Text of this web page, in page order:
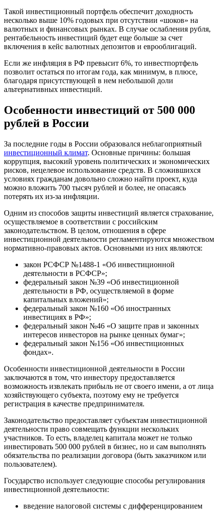
Такой инвестиционный портфель обеспечит доходность
несколько выше 10% годовых при отсутствии «шоков» на
валютных и финансовых рынках. В случае ослабления рубля,
рентабельность инвестиций будет еще больше за счет
включения в кейс валютных депозитов и еврооблигаций.
Если же инфляция в РФ превысит 6%, то инвестпортфель
позволит остаться по итогам года, как минимум, в плюсе,
благодаря присутствующей в нем небольшой доли
альтернативных инвестиций.
Особенности инвестиций от 500 000
рублей в России
За последние годы в России образовался неблагоприятный
инвестиционный климат. Основные причины: большая
коррупция, высокий уровень политических и экономических
рисков, нецелевое использование средств. В сложившихся
условиях гражданам довольно сложно найти проект, куда
можно вложить 700 тысяч рублей и более, не опасаясь
потерять их из-за инфляции.
Одним из способов защиты инвестиций является страхование,
осуществляемое в соответствии с российским
законодательством. В целом, отношения в сфере
инвестиционной деятельности регламентируются множеством
нормативно-правовых актов. Основными из них являются:
закон РСФСР №1488-1 «Об инвестиционной
деятельности в РСФСР»;
федеральный закон №39 «Об инвестиционной
деятельности в РФ, осуществляемой в форме
капитальных вложений»;
федеральный закон №160 «Об иностранных
инвестициях в РФ»;
федеральный закон №46 «О защите прав и законных
интересов инвесторов на рынке ценных бумаг»;
федеральный закон №156 «Об инвестиционных
фондах».
Особенности инвестиционной деятельности в России
заключаются в том, что инвестору предоставляется
возможность извлекать прибыль не от своего имени, а от лица
хозяйствующего субъекта, поэтому ему не требуется
регистрация в качестве предпринимателя.
Законодательство предоставляет субъектам инвестиционной
деятельности право совмещать функции нескольких
участников. То есть, владелец капитала может не только
инвестировать 500 000 рублей в бизнес, но и сам выполнять
обязательства по реализации договора (быть заказчиком или
пользователем).
Государство использует следующие способы регулирования
инвестиционной деятельности:
введение налоговой системы с дифференцированием